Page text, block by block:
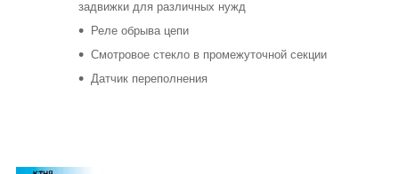
задвижки для различных нужд
Реле обрыва цепи
Смотровое стекло в промежуточной секции
Датчик переполнения